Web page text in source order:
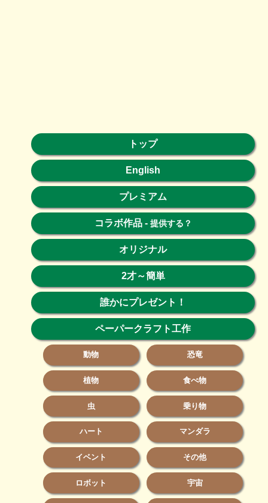
トップ
English
プレミアム
コラボ作品- 提供する？
オリジナル
2才～簡単
誰かにプレゼント！
ペーパークラフト工作
動物 恐竜
植物 食べ物
虫 乗り物
ハート マンダラ
イベント その他
ロボット 宇宙